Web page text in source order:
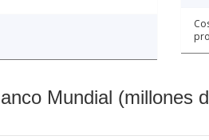
Mundial (millones